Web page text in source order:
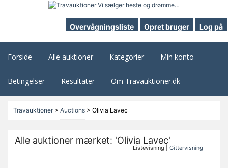
Overvågningsliste Opret bruger Log på
Forside Alle auktioner Kategorier Min konto
Betingelser Resultater Om Travauktioner.dk
Travauktioner> Auctions> Olivia Lavec
Alle auktioner mærket: 'Olivia Lavec'
Listevisning |Gittervisning